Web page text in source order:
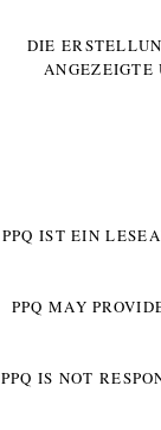
DIE
ANGEZEIGTE
PPQ IST EIN
PPQ MAY
PPQ IS NOT